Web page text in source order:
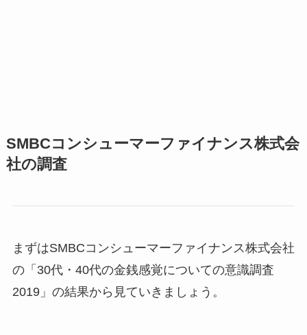
SMBCコンシューマーファイナンス株式会
社の調査
まずはSMBCコンシューマーファイナンス株式会社
の「30代・40代の金銭感覚についての意識調査
2019」の結果から見ていきましょう。